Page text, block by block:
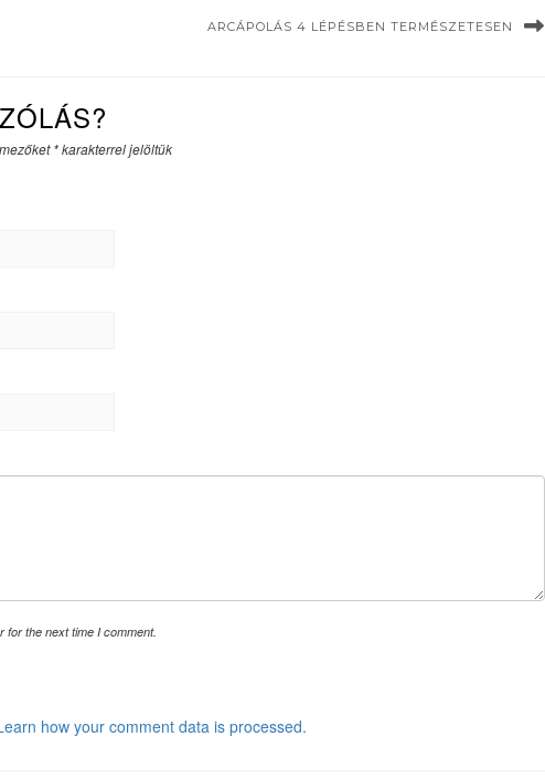
ARCÁPOLÁS 4 LÉPÉSBEN TERMÉSZETESEN
*karakterrel jelöltük
for the next time I comment.
how your comment data is processed.